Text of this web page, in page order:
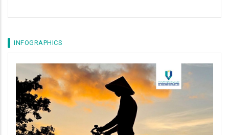
INFOGRAPHICS